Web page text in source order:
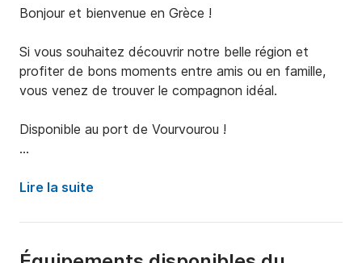
Bonjour et bienvenue en Grèce !
Si vous souhaitez découvrir notre belle région et
profiter de bons moments entre amis ou en famille,
vous venez de trouver le compagnon idéal.
Disponible au port de Vourvourou !
itinéraire de navigation, mais vous êtes bien sûr libre
de le définir comme vous le souhaitez.
Lire la suite